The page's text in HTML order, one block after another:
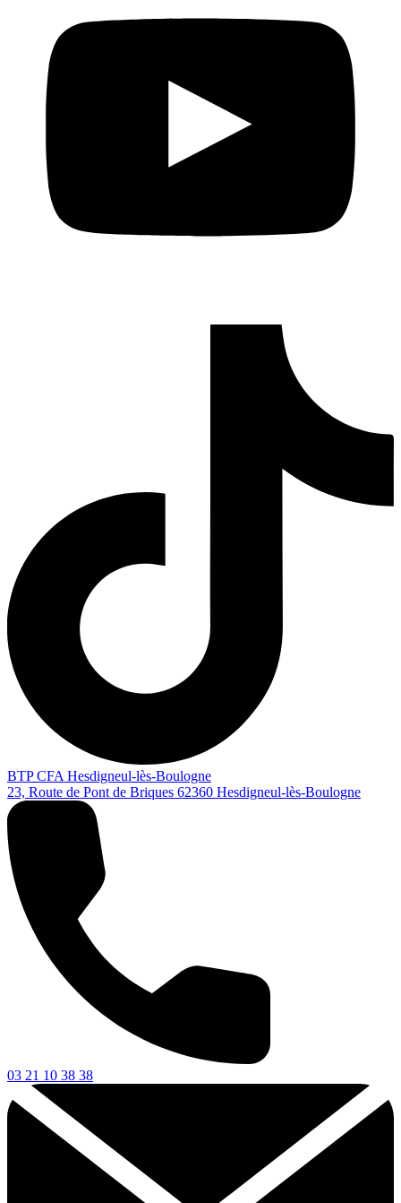
BTP CFA Hesdigneul-lès-Boulogne
23, Route de Pont de Briques 62360 Hesdigneul-lès-Boulogne
03 21 10 38 38